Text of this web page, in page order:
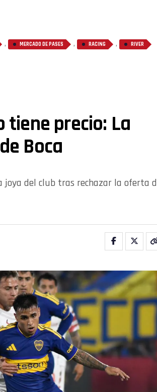
, MERCADO DE PASES , RACING , RIVER
tiene precio: La
Boca
joya del club tras rechazar la oferta